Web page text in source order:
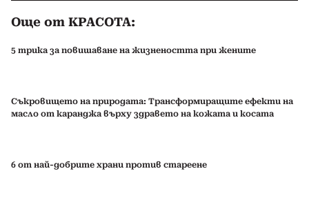
Още от КРАСОТА:
5 трика за повишаване на жизнеността при жените
Съкровището на природата: Трансформиращите ефекти на
масло от каранджа върху здравето на кожата и косата
6 от най-добрите храни против стареене